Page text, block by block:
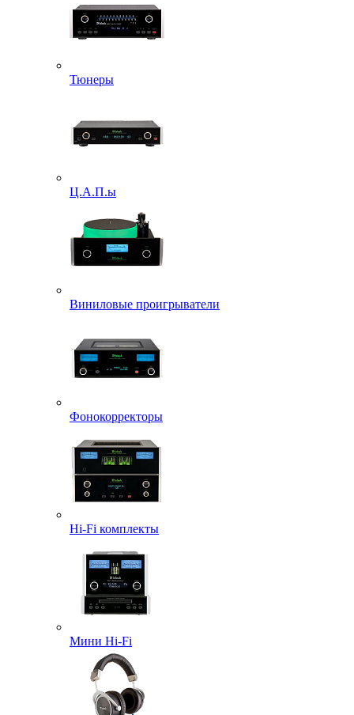
Тюнеры
Ц.А.П.ы
Виниловые проигрыватели
Фонокорректоры
Hi-Fi комплекты
Мини Hi-Fi